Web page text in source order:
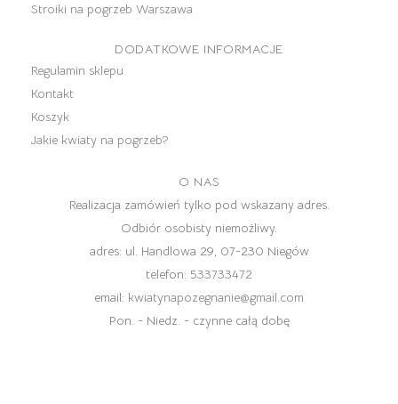
Stroiki na pogrzeb Warszawa
DODATKOWE INFORMACJE
Regulamin sklepu
Kontakt
Koszyk
Jakie kwiaty na pogrzeb?
O NAS
Realizacja zamówień tylko pod wskazany adres.
Odbiór osobisty niemożliwy.
adres: ul. Handlowa 29, 07-230 Niegów
telefon: 533733472
email: kwiatynapozegnanie@gmail.com
Pon. - Niedz. - czynne całą dobę